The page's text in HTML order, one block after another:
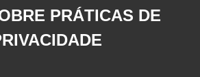
PRÁTICAS DE